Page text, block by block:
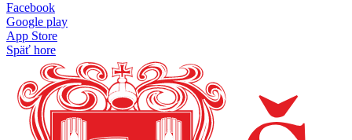
Facebook
Google play
App Store
Späť hore